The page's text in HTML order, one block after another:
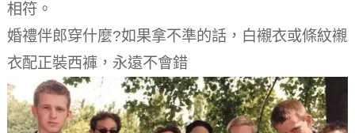
相符。
婚禮伴郎穿什麼?如果拿不準的話，白襯衣或條紋襯
衣配正裝西褲，永遠不會錯